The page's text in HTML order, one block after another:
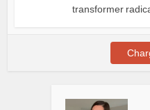
transformer